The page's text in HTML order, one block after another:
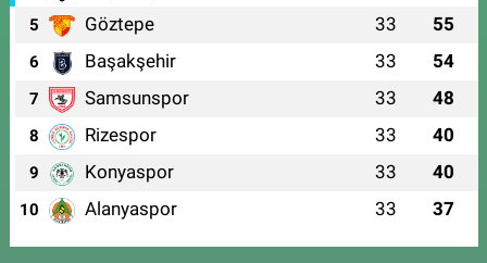
5 Göztepe 33 55
6 Başakşehir 33 54
7 Samsunspor 33 48
8 Rizespor 33 40
9 Konyaspor 33 40
10 Alanyaspor 33 37